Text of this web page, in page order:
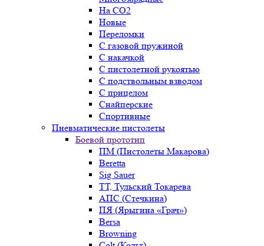
На CO2
Новые
Переломки
С газовой пружиной
С накачкой
С пистолетной рукоятью
С подствольным взводом
С прицелом
Снайперские
Спортивные
Пневматические пистолеты
Боевой прототип
ПМ (Пистолеты Макарова)
Beretta
Sig Sauer
ТТ, Тульский Токарева
АПС (Стечкина)
ПЯ (Ярыгина «Грач»)
Bersa
Browning